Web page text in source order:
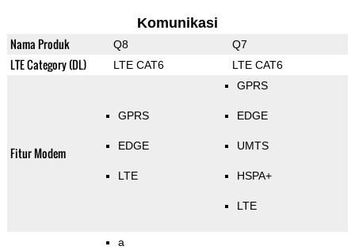
Komunikasi
Nama Produk Q8 Q7
LTE Category (DL) LTE CAT6 LTE CAT6
Fitur Modem
GPRS
EDGE
LTE
GPRS
EDGE
UMTS
HSPA+
LTE
a